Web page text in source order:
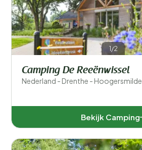
1/2
Camping De Reeënwissel
Nederland - Drenthe - Hoogersmilde
Bekijk Camping